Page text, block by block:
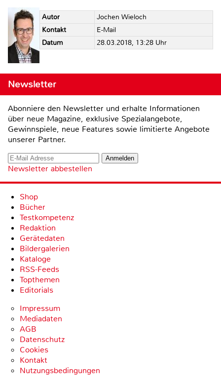
Autor
Jochen Wieloch
Kontakt
E-Mail
Datum
28.03.2018, 13:28 Uhr
Newsletter
Abonniere den Newsletter und erhalte Informationen
über neue Magazine, exklusive Spezialangebote,
Gewinnspiele, neue Features sowie limitierte Angebote
unserer Partner.
Newsletter abbestellen
Shop
Bücher
Testkompetenz
Redaktion
Gerätedaten
Bildergalerien
Kataloge
RSS-Feeds
Topthemen
Editorials
Impressum
Mediadaten
AGB
Datenschutz
Cookies
Kontakt
Nutzungsbedingungen